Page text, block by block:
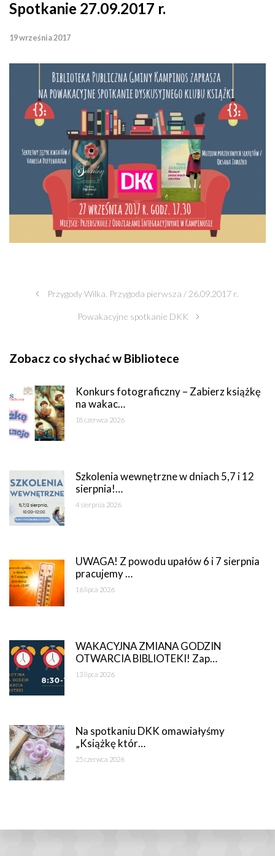
Spotkanie 27.09.2017 r.
19 września 2017
Przygody Wilka. Przygoda pierwsza / 26.09.2017 r.
Powakacyjne spotkanie DKK
Zobacz co słychać w Bibliotece
Konkurs fotograficzny – Zabierz książkę
na wakac…
18 czerwca 2026
Szkolenia wewnętrzne w dniach 5,7 i 12
sierpnia!…
4 sierpnia 2026
UWAGA! Z powodu upałów 6 i 7 sierpnia
pracujemy …
16 lipca 2026
WAKACYJNA ZMIANA GODZIN
OTWARCIA BIBLIOTEKI! Zap…
13 lipca 2026
Na spotkaniu DKK omawiałyśmy
„Książkę któr…
25 czerwca 2026